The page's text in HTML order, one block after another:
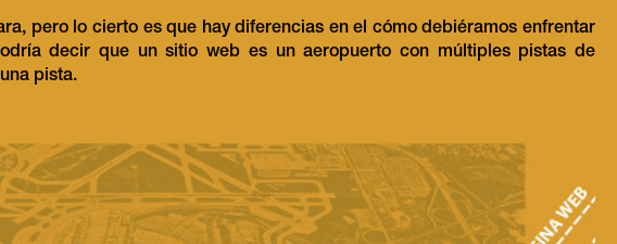
pero lo cierto es que hay diferencias en el cómo debiéramos enfrentar
decir que un sitio web es un aeropuerto con múltiples pistas de
pista.